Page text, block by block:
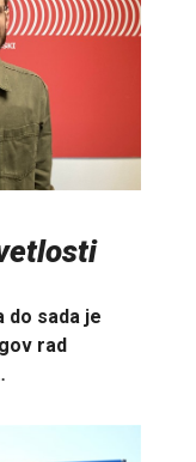
do sada je
rad